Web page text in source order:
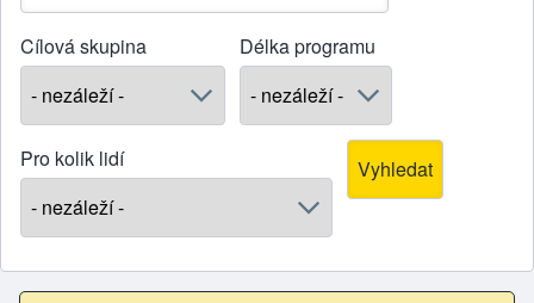
Cílová skupina Délka programu
Pro kolik lidí